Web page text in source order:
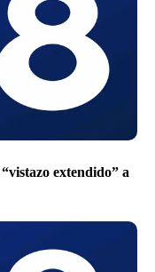
extendido” a